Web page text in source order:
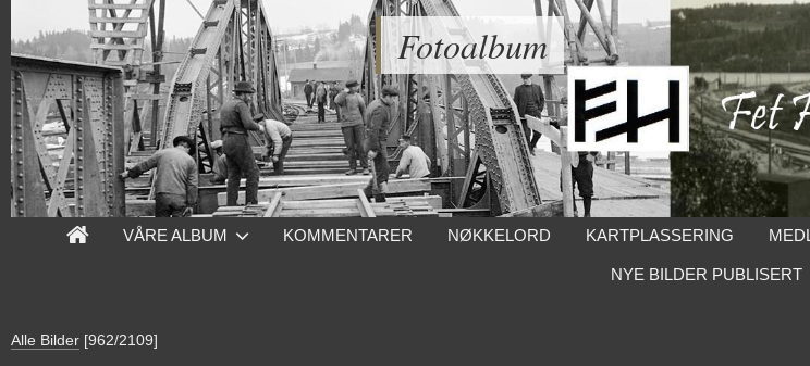
Fotoalbum
VÅRE ALBUM KOMMENTARER NØKKELORD KARTPLASSERING
NYE BILDER PUBLISERT
Alle Bilder [962/2109]